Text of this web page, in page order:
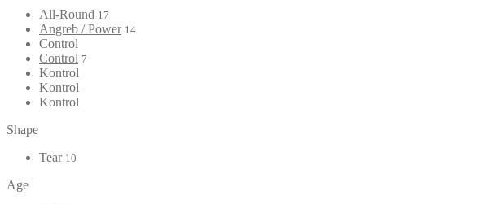
All-Round 17
Angreb / Power 14
Control
Control 7
Kontrol
Kontrol
Kontrol
Shape
Tear 10
Age